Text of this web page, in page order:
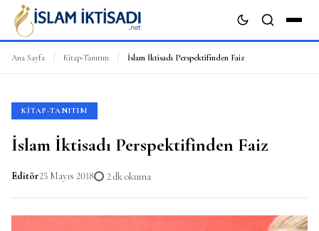
Ana Sayfa / Kitap-Tanıtım / İslam İktisadı Perspektifinden Faiz
KITAP-TANITIM
İslam İktisadı Perspektifinden Faiz
Editör25 Mayıs 2018 2 dk okuma